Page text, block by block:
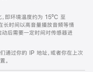
即环境温度约为 15ºC 至
时间以高音量播放音频等情
后需要一定时间对传感器进
通过你的 IP 地址，或者你在上次
。